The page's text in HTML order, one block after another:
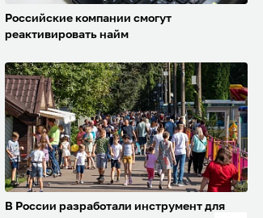
Российские компании смогут
реактивировать найм
В России разработали инструмент для